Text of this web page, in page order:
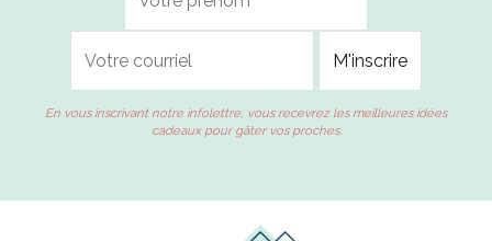
En vous inscrivant notre infolettre, vous recevrez les meilleures idées
cadeaux pour gâter vos proches.